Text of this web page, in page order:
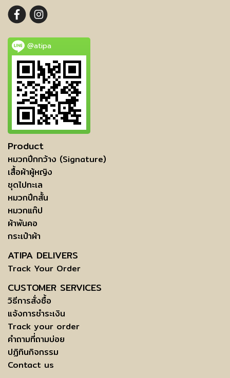
@atipa
Product
หมวกปีกกว้าง (Signature)
เสื้อผ้าผู้หญิง
ชุดไปทะเล
หมวกปีกสั้น
หมวกแก๊ป
ผ้าพันคอ
กระเป๋าผ้า
ATIPA DELIVERS
Track Your Order
CUSTOMER SERVICES
วิธีการสั่งซื้อ
แจ้งการชำระเงิน
Track your order
คำถามที่ถามบ่อย
ปฏิทินกิจกรรม
Contact us